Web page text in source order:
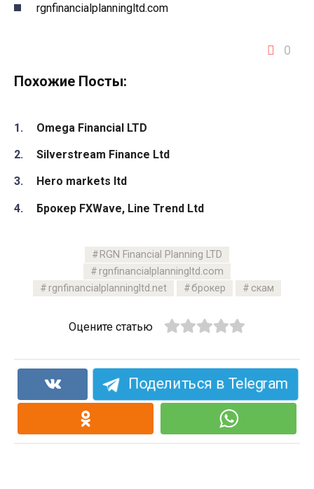
rgnfinancialplanningltd.com
0
Похожие Посты:
Omega Financial LTD
Silverstream Finance Ltd
Hero markets ltd
Брокер FXWave, Line Trend Ltd
RGN Financial Planning LTD
rgnfinancialplanningltd.com
rgnfinancialplanningltd.net
брокер скам
Оцените статью
Поделиться в Telegram